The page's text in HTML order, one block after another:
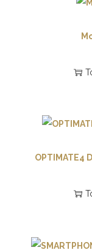
OPTIMATE4